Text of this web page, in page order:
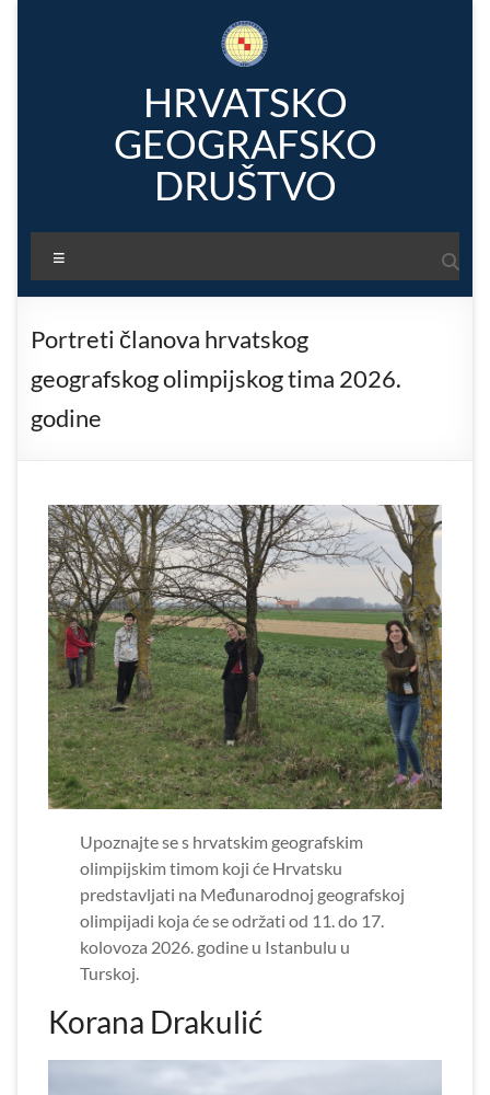
HRVATSKO
GEOGRAFSKO
DRUŠTVO
Portreti članova hrvatskog
geografskog olimpijskog tima 2026.
godine
Upoznajte se s hrvatskim geografskim
olimpijskim timom koji će Hrvatsku
predstavljati na Međunarodnoj geografskoj
olimpijadi koja će se održati od 11. do 17.
kolovoza 2026. godine u Istanbulu u
Turskoj.
Korana Drakulić